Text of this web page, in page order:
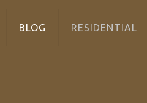
BLOG RESIDENTIAL